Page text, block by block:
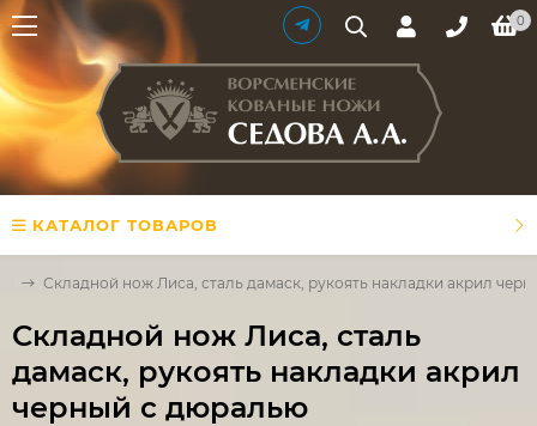
0
КАТАЛОГ ТОВАРОВ
Складной нож Лиса, сталь дамаск, рукоять накладки акрил
Складной нож Лиса, сталь
дамаск, рукоять накладки акрил
черный с дюралью